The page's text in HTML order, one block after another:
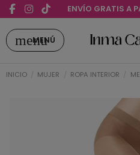
ENVÍO GRATIS A
menu
MENÚ
INICIO MUJER ROPA INTERIOR